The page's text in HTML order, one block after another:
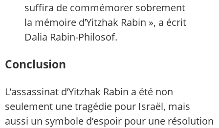
suffira de commémorer sobrement
la mémoire d’Yitzhak Rabin », a écrit
Dalia Rabin-Philosof.
Conclusion
L’assassinat d’Yitzhak Rabin a été non
seulement une tragédie pour Israël, mais
aussi un symbole d’espoir pour une résolution